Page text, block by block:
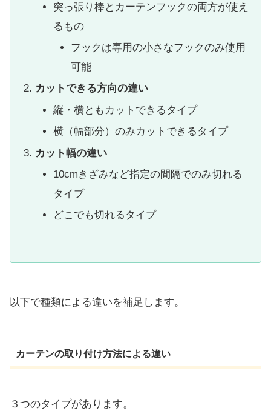
突っ張り棒とカーテンフックの両方が使え
るもの
フックは専用の小さなフックのみ使用
可能
カットできる方向の違い
縦・横ともカットできるタイプ
横（幅部分）のみカットできるタイプ
カット幅の違い
10cmきざみなど指定の間隔でのみ切れる
タイプ
どこでも切れるタイプ
以下で種類による違いを補足します。
カーテンの取り付け方法による違い
３つのタイプがあります。